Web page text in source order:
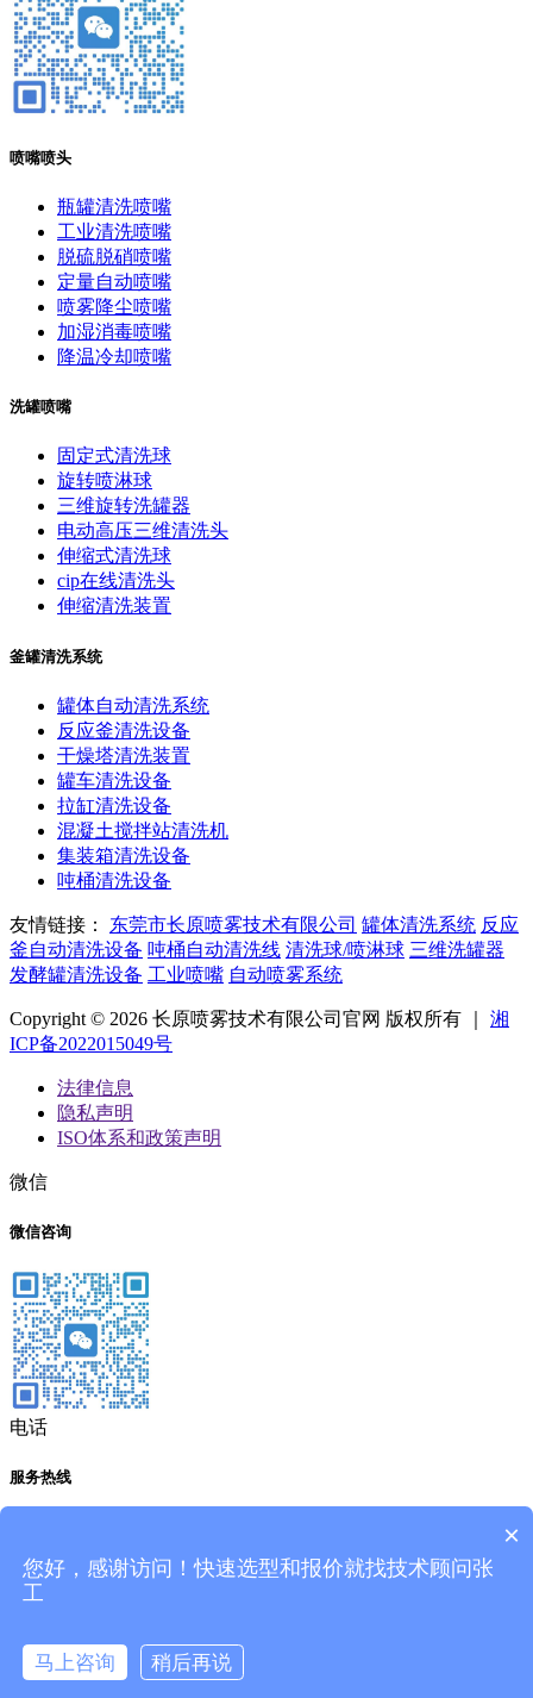
喷嘴喷头
瓶罐清洗喷嘴
工业清洗喷嘴
脱硫脱硝喷嘴
定量自动喷嘴
喷雾降尘喷嘴
加湿消毒喷嘴
降温冷却喷嘴
洗罐喷嘴
固定式清洗球
旋转喷淋球
三维旋转洗罐器
电动高压三维清洗头
伸缩式清洗球
cip在线清洗头
伸缩清洗装置
釜罐清洗系统
罐体自动清洗系统
反应釜清洗设备
干燥塔清洗装置
罐车清洗设备
拉缸清洗设备
混凝土搅拌站清洗机
集装箱清洗设备
吨桶清洗设备
友情链接： 东莞市长原喷雾技术有限公司 罐体清洗系统 反应
釜自动清洗设备 吨桶自动清洗线 清洗球/喷淋球 三维洗罐器
发酵罐清洗设备 工业喷嘴 自动喷雾系统
Copyright © 2026 长原喷雾技术有限公司官网 版权所有 ｜ 湘
ICP备2022015049号
法律信息
隐私声明
ISO体系和政策声明
微信
微信咨询
电话
服务热线
cyco8456@qq.com
×
您好，感谢访问！快速选型和报价就找技术顾问张
工
马上咨询
稍后再说
快速报价